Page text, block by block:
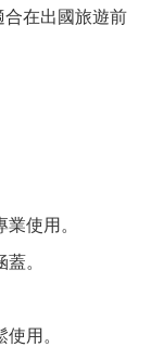
合在出國旅遊前
使用。
。
用。